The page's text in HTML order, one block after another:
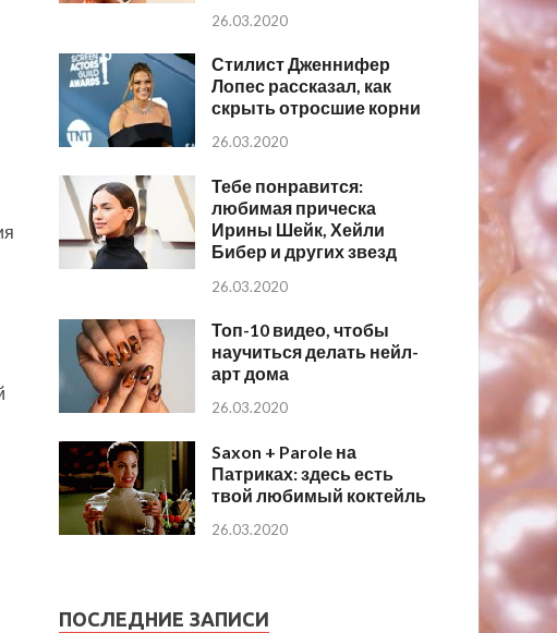
26.03.2020
Стилист Дженнифер
Лопес рассказал, как
скрыть отросшие корни
26.03.2020
Тебе понравится:
любимая прическа
Ирины Шейк, Хейли
Бибер и других звезд
26.03.2020
Топ-10 видео, чтобы
научиться делать нейл-
арт дома
26.03.2020
Saxon + Parole на
Патриках: здесь есть
твой любимый коктейль
26.03.2020
ПОСЛЕДНИЕ ЗАПИСИ